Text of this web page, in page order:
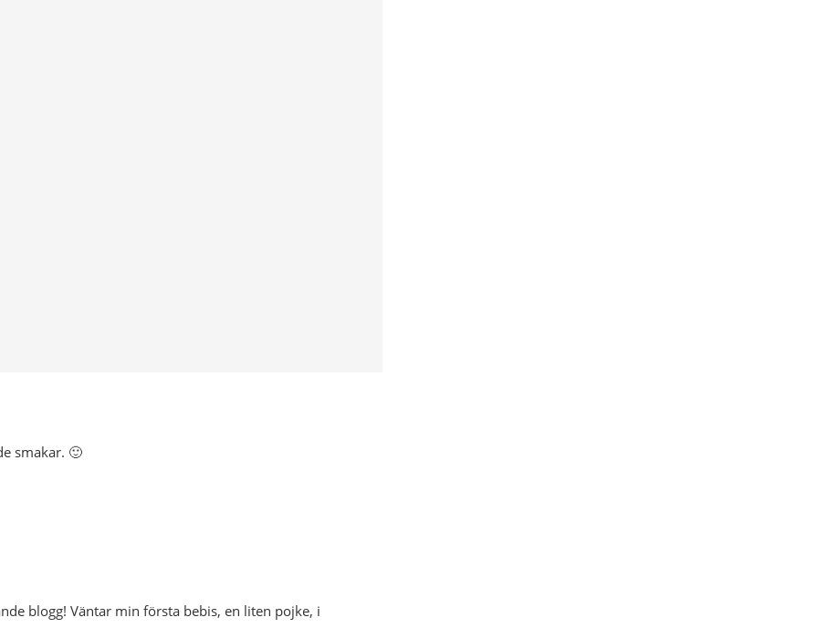
smakar. 🙂
blogg! Väntar min första bebis, en liten pojke, i